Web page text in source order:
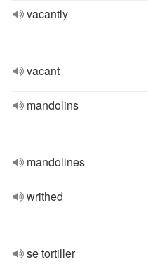
vacantly
vacant
mandolins
mandolines
writhed
se tortiller